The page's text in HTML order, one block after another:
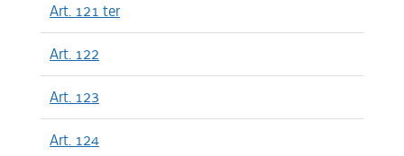
Art. 121 ter
Art. 122
Art. 123
Art. 124